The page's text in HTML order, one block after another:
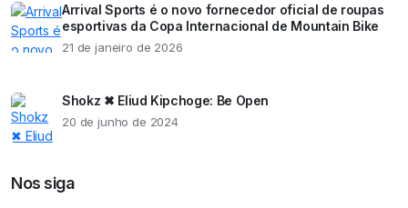
Arrival Sports é o novo fornecedor oficial de roupas
esportivas da Copa Internacional de Mountain Bike
21 de janeiro de 2026
Shokz ✖ Eliud Kipchoge: Be Open
20 de junho de 2024
Nos siga